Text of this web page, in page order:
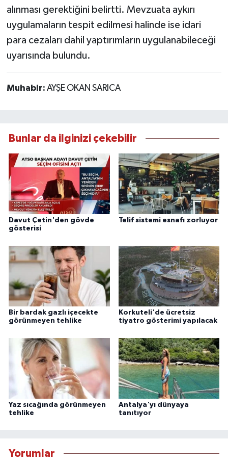
alınması gerektiğini belirtti. Mevzuata aykırı
uygulamaların tespit edilmesi halinde ise idari
para cezaları dahil yaptırımların uygulanabileceği
uyarısında bulundu.
Muhabir: AYŞE OKAN SARICA
Bunlar da ilginizi çekebilir
Davut Çetin'den gövde
gösterisi
Telif sistemi esnafı zorluyor
Bir bardak gazlı içecekte
görünmeyen tehlike
Korkuteli'de ücretsiz
tiyatro gösterimi yapılacak
Yaz sıcağında görünmeyen
tehlike
Antalya'yı dünyaya
tanıtıyor
Yorumlar